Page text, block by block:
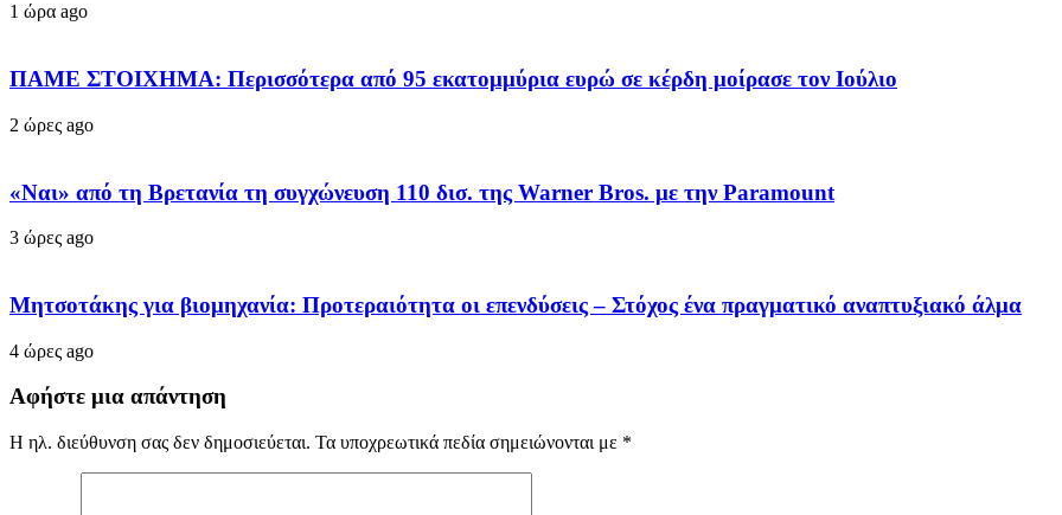
1 ώρα ago
ΠΑΜΕ ΣΤΟΙΧΗΜΑ: Περισσότερα από 95 εκατομμύρια ευρώ σε κέρδη μοίρασε τον Ιούλιο
2 ώρες ago
«Ναι» από τη Βρετανία τη συγχώνευση 110 δισ. της Warner Bros. με την Paramount
3 ώρες ago
Μητσοτάκης για βιομηχανία: Προτεραιότητα οι επενδύσεις – Στόχος ένα πραγματικό αναπτυξιακό άλμα
4 ώρες ago
Αφήστε μια απάντηση
Η ηλ. διεύθυνση σας δεν δημοσιεύεται. Τα υποχρεωτικά πεδία σημειώνονται με *